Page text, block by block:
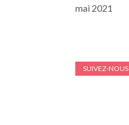
mai 2021
SUIVEZ-NOUS